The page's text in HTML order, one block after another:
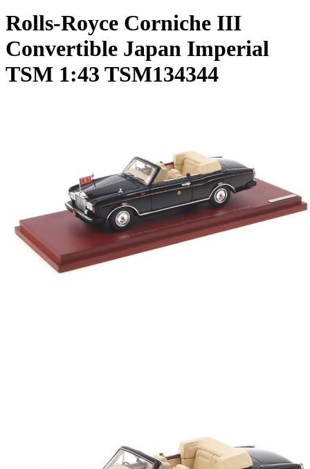
Rolls-Royce Corniche III
Convertible Japan Imperial
TSM 1:43 TSM134344